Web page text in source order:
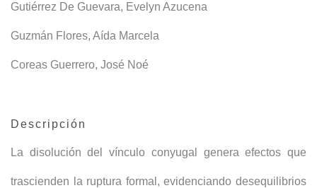
Gutiérrez De Guevara, Evelyn Azucena
Guzmán Flores, Aída Marcela
Coreas Guerrero, José Noé
Descripción
La disolución del vínculo conyugal genera efectos que
trascienden la ruptura formal, evidenciando desequilibrios